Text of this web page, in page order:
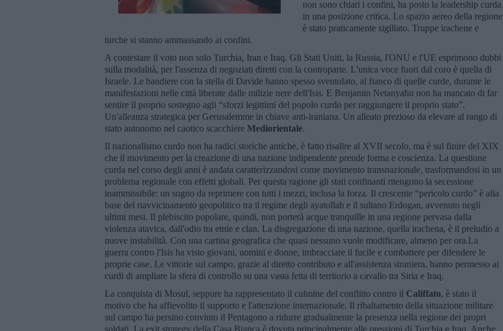
non sono chiari i confini, ha posto la leadership curda
in una posizione critica. Lo spazio aereo della regione
è stato praticamente sigillato. Truppe irachene e
turche si stanno ammassando ai confini.
A contestare il voto non solo Turchia, Iran e Iraq. Gli Stati Uniti, la Russia, l'ONU e l'UE esprimono dubbi
sulla modalità, per l'assenza di negoziati diretti con la controparte. L'unica voce fuori dal coro è quella di
Israele. Le bandiere con la stella di Davide hanno spesso sventolato, al fianco di quelle curde, durante le
manifestazioni nelle città liberate dalle milizie nere dell'Isis. E Benjamin Netanyahu non ha mancato di far
sentire il proprio sostegno agli “sforzi legittimi del popolo curdo per raggiungere il proprio stato”.
Un'alleanza strategica per Gerusalemme in chiave anti-iraniana. Un alleato prezioso da elevare al rango di
stato autonomo nel caotico scacchiere Mediorientale.
Il nazionalismo curdo non ha radici storiche antiche, è fatto risalire al XVII secolo, ma è sul finire del XIX
che il movimento per la creazione di una nazione indipendente prende forma e coscienza. La questione
curda nel corso degli anni è andata caratterizzandosi come movimento transnazionale, trasformandosi in un
problema regionale con effetti globali. Per questa ragione gli stati confinanti ritengono la secessione
inammissibile: un sogno da reprimere con tutti i mezzi, inclusa la forza. Il crescente “pericolo curdo” è alla
base del riavvicinamento geopolitico tra il regime degli ayatollah e il sultano Erdogan, avvenuto negli
ultimi mesi. Il plebiscito popolare, quindi, non porterà acque tranquille in una regione pervasa dalla
violenza atavica, dall'odio tra etnie e clan. La disgregazione di una nazione, quella irachena, è il preludio a
nuove instabilità. Con una cartina geografica che quasi nessuno vuole modificare, almeno per ora.La
guerra contro l'Isis ha visto giovani, uomini e donne, imbracciare il fucile e combattere per difendere le
proprie case. Le vittorie sul campo, grazie al diretto contributo e all'assistenza straniera, hanno permesso ai
curdi di ampliare la sfera di controllo su una vasta fetta di territorio a cavallo tra Siria e Iraq.
La conquista di Mosul, seppure ha rappresentato il culmine del conflitto contro il Califfato, è stato il
motivo che ha affievolito il supporto e l'attenzione internazionale. Il ribaltamento della situazione militare
sul campo ha persino convinto il Pentagono a ridurre gradualmente la presenza nella regione dei propri
soldati. La exit strategy della Casa Bianca è dovuta principalmente alle pressioni di Turchia e Iraq. Anche